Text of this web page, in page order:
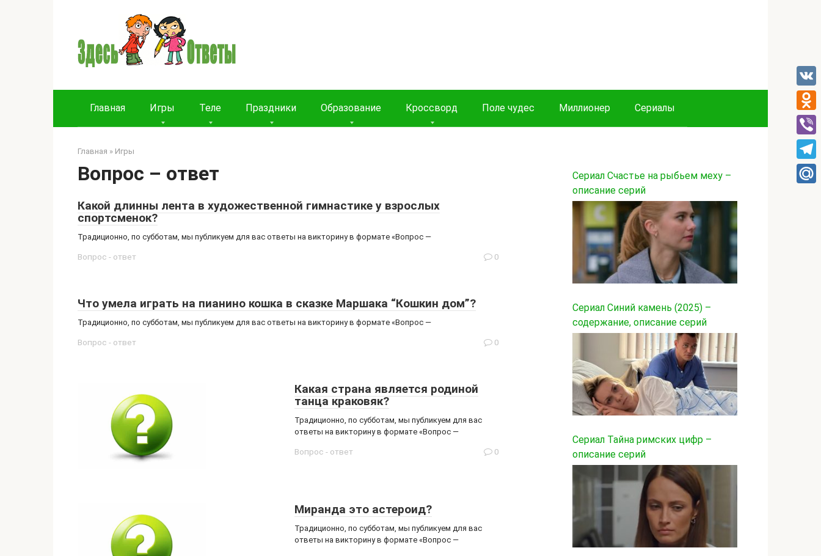
Главная Игры Теле Праздники Образование Кроссворд Поле чудес Миллионер Сериалы
Главная » Игры
Вопрос – ответ
Какой длинны лента в художественной гимнастике у взрослых
спортсменок?
Традиционно, по субботам, мы публикуем для вас ответы на викторину в формате «Вопрос —
Вопрос - ответ 0
Что умела играть на пианино кошка в сказке Маршака “Кошкин дом”?
Традиционно, по субботам, мы публикуем для вас ответы на викторину в формате «Вопрос —
Вопрос - ответ 0
Какая страна является родиной
танца краковяк?
Традиционно, по субботам, мы публикуем для вас
ответы на викторину в формате «Вопрос —
Вопрос - ответ 0
Миранда это астероид?
Традиционно, по субботам, мы публикуем для вас
ответы на викторину в формате «Вопрос —
Сериал Счастье на рыбьем меху –
описание серий
Сериал Синий камень (2025) –
содержание, описание серий
Сериал Тайна римских цифр –
описание серий
VK
Viber